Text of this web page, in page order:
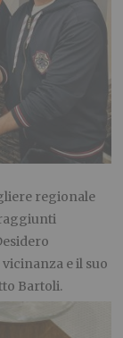
regionale
e il suo
Bartoli.